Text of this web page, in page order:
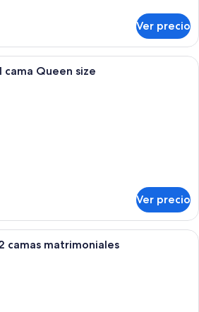
Ver precio
Habitación de hotel con una cama
cama Queen size
Ver precio
Habitación de hotel con dos camas,
camas matrimoniales